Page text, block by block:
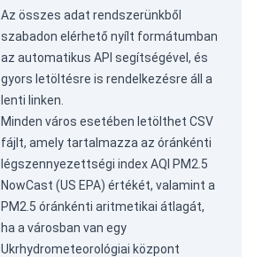
Az összes adat rendszerünkből
szabadon elérhető nyílt formátumban
az automatikus API segítségével, és
gyors letöltésre is rendelkezésre áll a
lenti linken.
Minden város esetében letölthet CSV
fájlt, amely tartalmazza az óránkénti
légszennyezettségi index AQI PM2.5
NowCast (US EPA) értékét, valamint a
PM2.5 óránkénti aritmetikai átlagát,
ha a városban van egy
Ukrhydrometeorológiai központ